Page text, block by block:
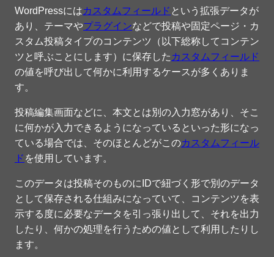
WordPressにはカスタムフィールド という拡張データが
あり、テーマやプラグインなどで投稿や固定ページ・カ
スタム投稿タイプのコンテンツ（以下総称してコンテン
ツと呼ぶことにします）に保存した カスタムフィールド
の値を呼び出して何かに利用するケースが多くありま
す。
投稿編集画面などに、本文とは別の入力窓があり、そこ
に何かが入力できるようになっているといった形になっ
ている場合では、そのほとんどがこのカスタムフィール
ド を使用しています。
このデータは投稿そのものにIDで紐づく形で別のデータ
として保存される仕組みになっていて、コンテンツを表
示する度に必要なデータを引っ張り出して、それを出力
したり、何かの処理を行うための値として利用したりし
ます。